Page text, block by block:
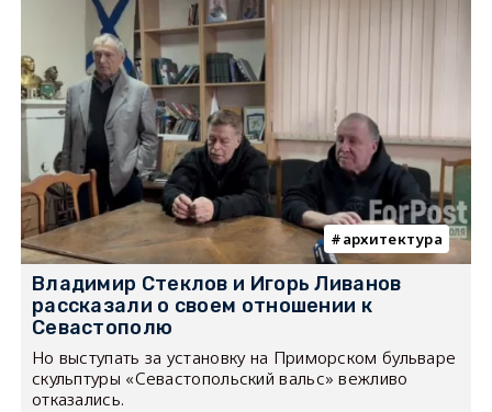
архитектура
Владимир Стеклов и Игорь Ливанов
рассказали о своем отношении к
Севастополю
Но выступать за установку на Приморском бульваре
скульптуры «Севастопольский вальс» вежливо
отказались.